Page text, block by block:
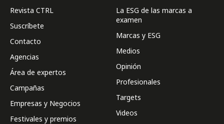
Revista CTRL
Suscríbete
Contacto
Agencias
Área de expertos
Campañas
Empresas y Negocios
Festivales y premios
La ESG de las marcas a
examen
Marcas y ESG
Medios
Opinión
Profesionales
Targets
Videos